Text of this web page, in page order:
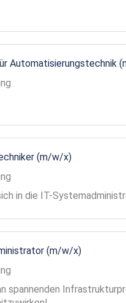
Automatisierungstechnik
(m/w/x)
in die IT-
(m/w/x)
spannenden